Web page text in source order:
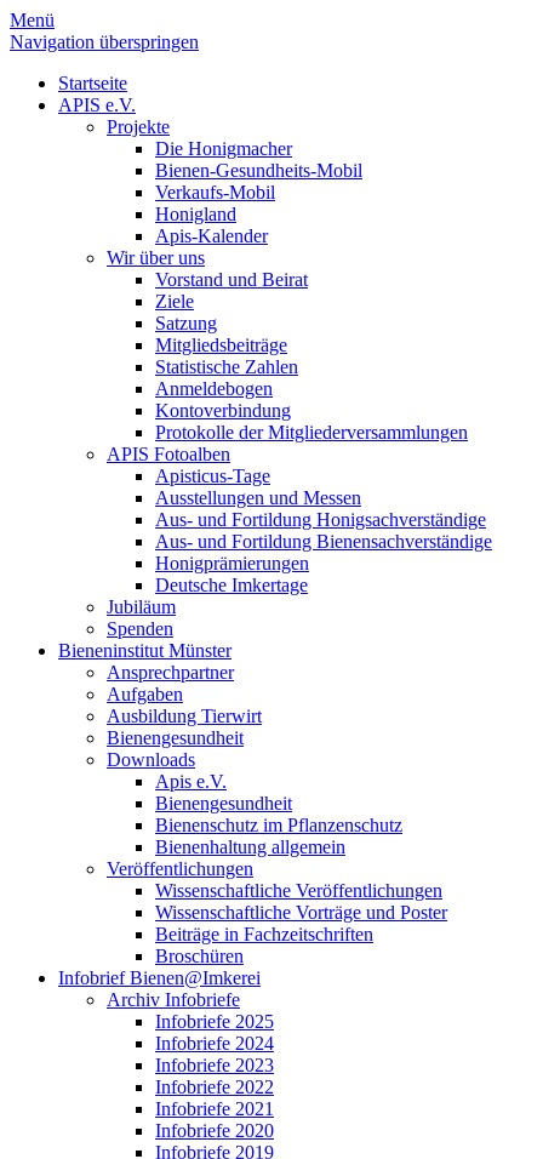
Menü
Navigation überspringen
Startseite
APIS e.V.
Projekte
Die Honigmacher
Bienen-Gesundheits-Mobil
Verkaufs-Mobil
Honigland
Apis-Kalender
Wir über uns
Vorstand und Beirat
Ziele
Satzung
Mitgliedsbeiträge
Statistische Zahlen
Anmeldebogen
Kontoverbindung
Protokolle der Mitgliederversammlungen
APIS Fotoalben
Apisticus-Tage
Ausstellungen und Messen
Aus- und Fortildung Honigsachverständige
Aus- und Fortildung Bienensachverständige
Honigprämierungen
Deutsche Imkertage
Jubiläum
Spenden
Bieneninstitut Münster
Ansprechpartner
Aufgaben
Ausbildung Tierwirt
Bienengesundheit
Downloads
Apis e.V.
Bienengesundheit
Bienenschutz im Pflanzenschutz
Bienenhaltung allgemein
Veröffentlichungen
Wissenschaftliche Veröffentlichungen
Wissenschaftliche Vorträge und Poster
Beiträge in Fachzeitschriften
Broschüren
Infobrief Bienen@Imkerei
Archiv Infobriefe
Infobriefe 2025
Infobriefe 2024
Infobriefe 2023
Infobriefe 2022
Infobriefe 2021
Infobriefe 2020
Infobriefe 2019